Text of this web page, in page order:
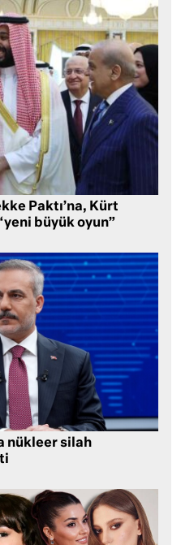
Paktı’na, Kürt
büyük oyun”
nükleer silah